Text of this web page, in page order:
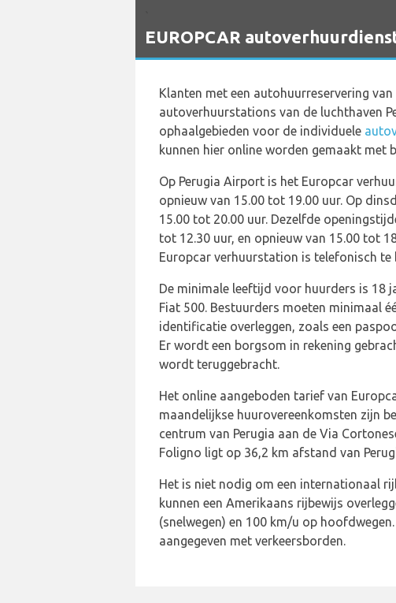
EUROPCAR
Klanten met een autohuurreservering
autoverhuurstations van de luchthaven
ophaalgebieden voor de individuele
kunnen hier online worden gemaakt met
Op Perugia Airport is het Europcar
opnieuw van 15.00 tot 19.00 uur. Op
15.00 tot 20.00 uur. Dezelfde
tot 12.30 uur, en opnieuw van 15.00 tot
Europcar verhuurstation is telefonisch te
De minimale leeftijd voor huurders is 18
Fiat 500. Bestuurders moeten minimaal
identificatie overleggen, zoals een
Er wordt een borgsom in rekening
wordt teruggebracht.
Het online aangeboden tarief van
maandelijkse huurovereenkomsten zijn
centrum van Perugia aan de Via
Foligno ligt op 36,2 km afstand van
Het is niet nodig om een internationaal
kunnen een Amerikaans rijbewijs
(snelwegen) en 100 km/u op
aangegeven met verkeersborden.